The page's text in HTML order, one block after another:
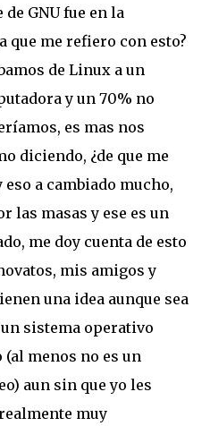
GNU fue en la
que me refiero con esto?
de Linux a un
y un 70% no
es mas nos
diciendo, ¿de que me
eso a cambiado mucho,
las masas y ese es un
me doy cuenta de esto
mis amigos y
una idea aunque sea
sistema operativo
menos no es un
aun sin que yo les
muy